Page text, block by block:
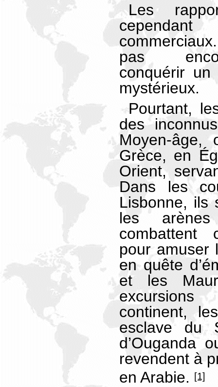
Les
cependant
pas
conquérir un
mystérieux.
Pourtant,
des
Moyen-âge,
Grèce, en
Orient,
Dans les
Lisbonne, ils
les
combattent
pour amuser
en quête
et les
continent,
esclave du
d’Ouganda
revendent à
en Arabie. [1]